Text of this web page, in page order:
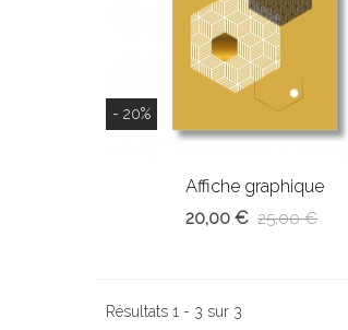
- 20%
Affiche graphique
20,00 € 25,00 €
Résultats 1 - 3 sur 3